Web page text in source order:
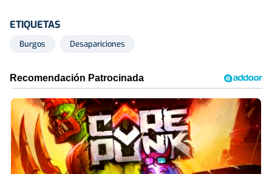
ETIQUETAS
Burgos Desapariciones